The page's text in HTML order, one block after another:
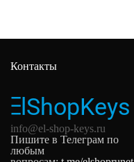
Контакты
info@el-shop-keys.ru
Пишите в Телеграм по
любым